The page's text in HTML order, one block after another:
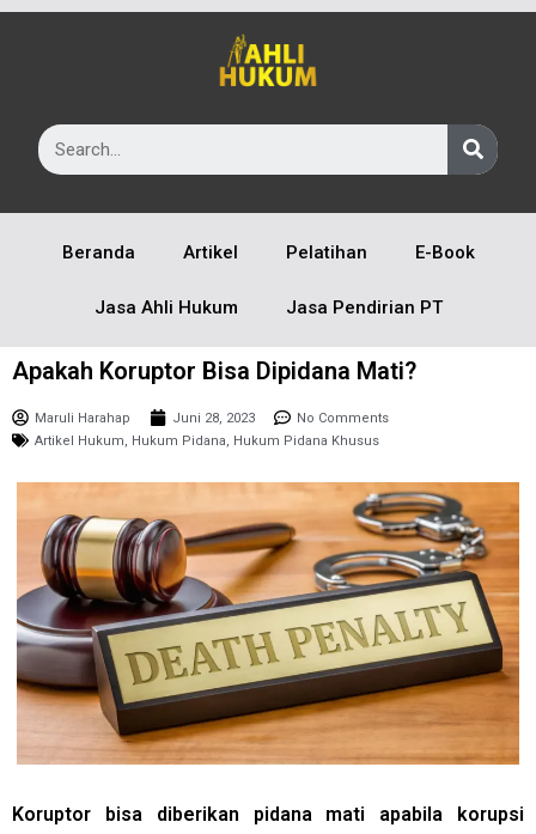
Beranda Artikel Pelatihan E-Book
Jasa Ahli Hukum Jasa Pendirian PT
Apakah Koruptor Bisa Dipidana Mati?
Maruli Harahap Juni 28, 2023
No Comments
Artikel Hukum
Hukum Pidana Hukum Pidana Khusus
Koruptor bisa diberikan pidana mati apabila korupsi